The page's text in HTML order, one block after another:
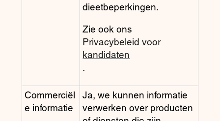
dieetbeperkingen.
Zie ook ons
Privacybeleid voor
kandidaten
.
Commerciël
e informatie
Ja, we kunnen informatie
verwerken over producten